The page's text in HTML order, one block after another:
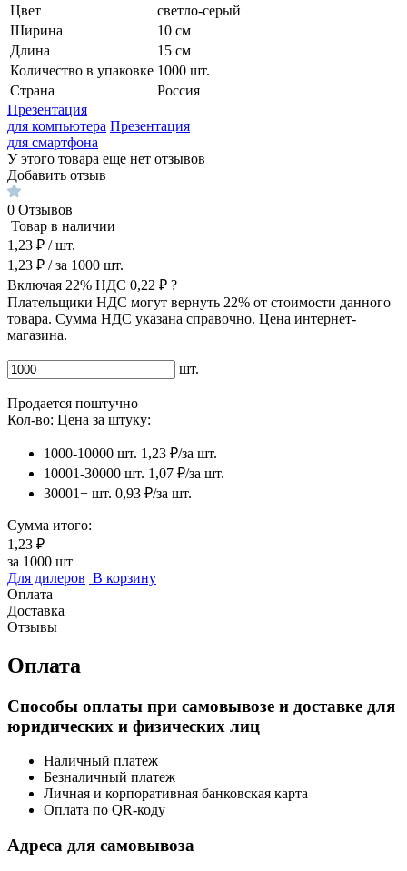
Цвет
светло-серый
Ширина
10 см
Длина
15 см
Количество в упаковке 1000 шт.
Страна
Россия
Презентация
для компьютера Презентация
для смартфона
У этого товара еще нет отзывов
Добавить отзыв
0 Отзывов
Товар в наличии
1,23 ₽ / шт.
1,23 ₽ / за 1000 шт.
Включая 22% НДС 0,22 ₽ ?
Плательщики НДС могут вернуть 22% от стоимости данного
товара. Сумма НДС указана справочно. Цена интернет-
магазина.
шт.
Продается поштучно
Кол-во: Цена за штуку:
1000-10000 шт. 1,23 ₽/за шт.
10001-30000 шт. 1,07 ₽/за шт.
30001+ шт. 0,93 ₽/за шт.
Сумма итого:
1,23 ₽
за 1000 шт
Для дилеров В корзину
Оплата
Доставка
Отзывы
Оплата
Способы оплаты при самовывозе и доставке для
юридических и физических лиц
Наличный платеж
Безналичный платеж
Личная и корпоративная банковская карта
Оплата по QR-коду
Адреса для самовывоза